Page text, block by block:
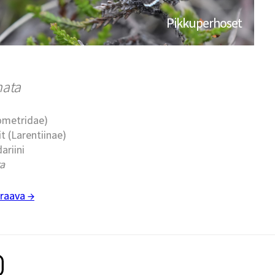
Pikkuperhoset
(Larentiinae)
→